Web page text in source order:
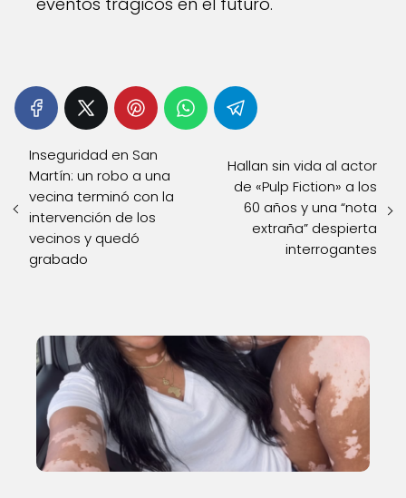
Inseguridad en San
Martín: un robo a una
vecina terminó con la
intervención de los
vecinos y quedó
grabado
Hallan sin vida al actor
de «Pulp Fiction» a los
60 años y una “nota
extraña” despierta
interrogantes